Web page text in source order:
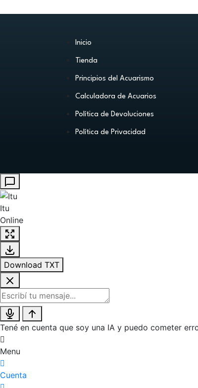
Inicio
Tienda
Principios del Acuarismo
Calculadora de Acuarios
Política de Devoluciones
Política de Privacidad
Itu
Online
Download TXT
Tené en cuenta que soy una IA y puedo cometer
Menu
Cuenta